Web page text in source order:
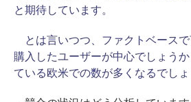
と期待しています。
とは言いつつ、ファクトベース
購入したユーザーが中心でしょう
ている欧米での数が多くなるでしょ